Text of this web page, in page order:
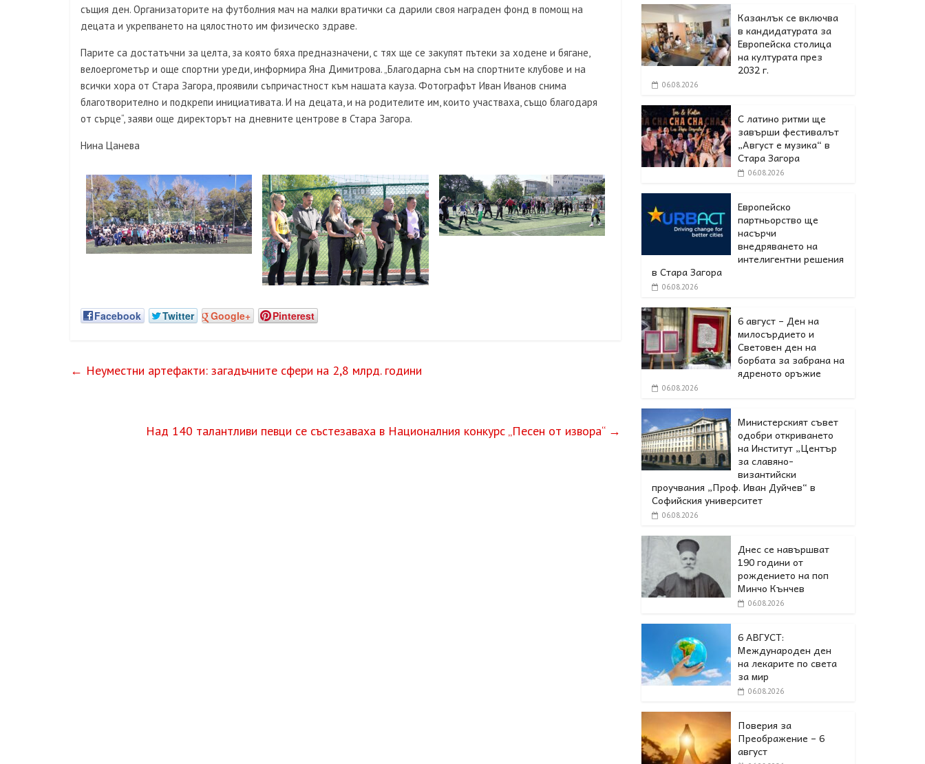
същия ден. Организаторите на футболния мач на малки вратички са дарили своя награден фонд в помощ на
децата и укрепването на цялостното им физическо здраве.
Парите са достатъчни за целта, за която бяха предназначени, с тях ще се закупят пътеки за ходене и бягане,
велоергометър и още спортни уреди, информира Яна Димитрова. „Благодарна съм на спортните клубове и на
всички хора от Стара Загора, проявили съпричастност към нашата кауза. Фотографът Иван Иванов снима
благотворително и подкрепи инициативата. И на децата, и на родителите им, които участваха, също благодаря
от сърце“, заяви още директорът на дневните центрове в Стара Загора.
Нина Цанева
Facebook Twitter Google+ Pinterest
← Неуместни артефакти: загадъчните сфери на 2,8 млрд. години
Над 140 талантливи певци се състезаваха в Националния конкурс „Песен от извора“ →
Казанлък се включва
в кандидатурата за
Европейска столица
на културата през
2032 г.
06.08.2026
С латино ритми ще
завърши фестивалът
„Август е музика“ в
Стара Загора
06.08.2026
Европейско
партньорство ще
насърчи
внедряването на
интелигентни решения
в Стара Загора
06.08.2026
6 август – Ден на
милосърдието и
Световен ден на
борбата за забрана на
ядреното оръжие
06.08.2026
Министерският съвет
одобри откриването
на Институт „Център
за славяно-
византийски
проучвания „Проф. Иван Дуйчев“ в
Софийския университет
06.08.2026
Днес се навършват
190 години от
рождението на поп
Минчо Кънчев
06.08.2026
6 АВГУСТ:
Международен ден
на лекарите по света
за мир
06.08.2026
Поверия за
Преображение – 6
август